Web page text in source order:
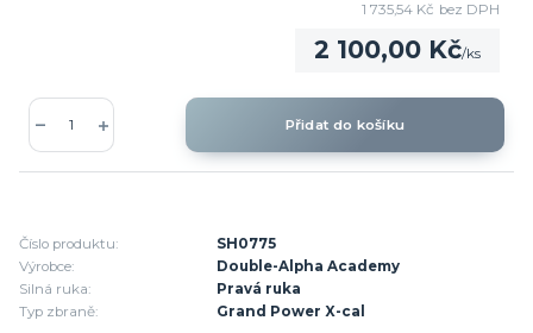
2 100,00 Kč/ks
1 735,54 Kč bez DPH
Přidat do košíku
Číslo produktu:
SH0775
Výrobce:
Double-Alpha Academy
Silná ruka:
Pravá ruka
Typ zbraně:
Grand Power X-cal